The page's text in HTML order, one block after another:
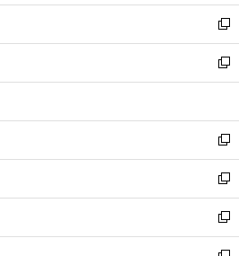
開
く
ウ
で
開
く
ン
ド
ウ
で
開
ウ
ィ
ン
ド
ウ
開
く
し
い
ウ
ィ
ン
ウ
で
開
く
新
し
い
ウ
ン
ド
ウ
で
開
く
新
し
ウ
ィ
ン
ド
ウ
で
開
新
し
い
ウ
ィ
ン
新
し
い
ウ
新
し